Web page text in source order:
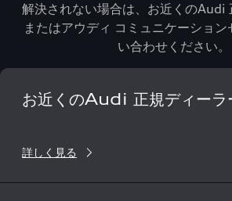
解決されない場合は、お近くのAudi
またはアウディ コミュニケーショ
い合わせください。
お近くのAudi 正規ディーラ
詳しく見る